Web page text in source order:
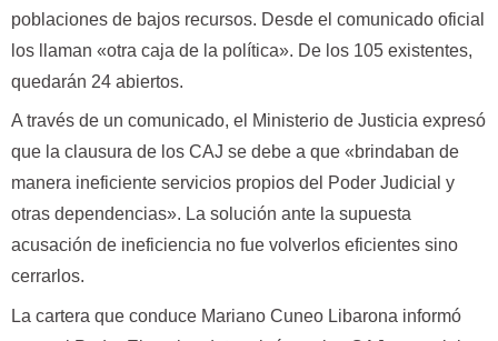
poblaciones de bajos recursos. Desde el comunicado oficial
los llaman «otra caja de la política». De los 105 existentes,
quedarán 24 abiertos.
A través de un comunicado, el Ministerio de Justicia expresó
que la clausura de los CAJ se debe a que «brindaban de
manera ineficiente servicios propios del Poder Judicial y
otras dependencias». La solución ante la supuesta
acusación de ineficiencia no fue volverlos eficientes sino
cerrarlos.
La cartera que conduce Mariano Cuneo Libarona informó